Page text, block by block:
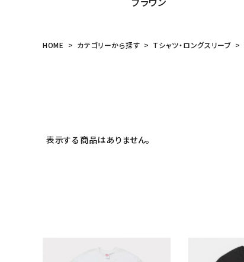
HOME カテゴリーから探す Tシャツ・ロングスリーブ
表示する商品はありません。